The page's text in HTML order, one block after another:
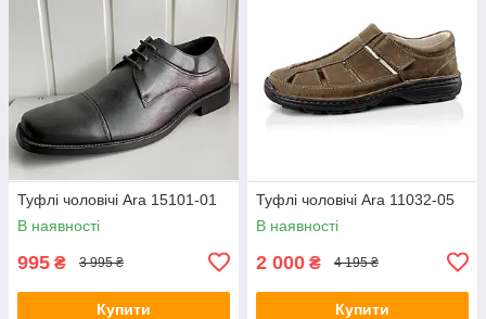
Туфлі чоловічі Ara 15101-01
В наявності
995 ₴ 3 995 ₴
Купити
Туфлі чоловічі Ara 11032-05
В наявності
2 000 ₴ 4 195 ₴
Купити